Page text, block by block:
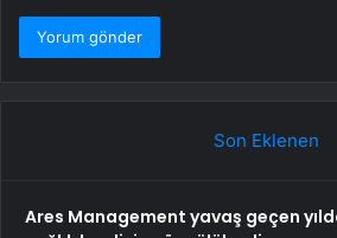
Son Eklenen
Ares Management yavaş geçen